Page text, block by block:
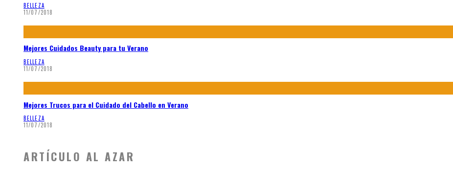
BELLEZA
11/07/2018
Mejores Cuidados Beauty para tu Verano
BELLEZA
11/07/2018
Mejores Trucos para el Cuidado del Cabello en Verano
BELLEZA
11/07/2018
ARTÍCULO AL AZAR